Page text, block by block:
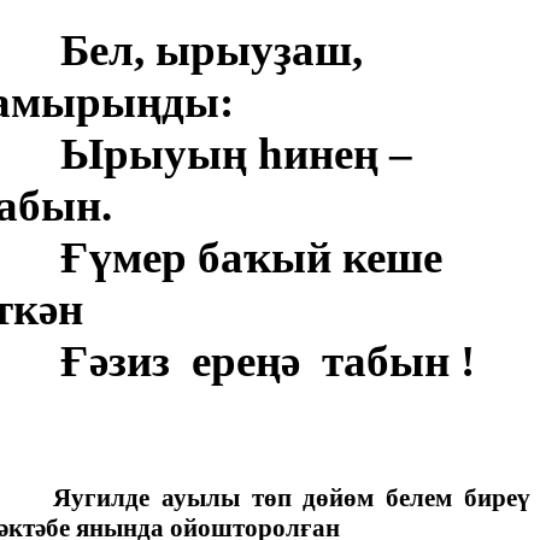
Бел, ырыуҙаш,
Ырыуың һинең –
Ғүмер баҡый кеше
Ғәзиз ереңә табын !
ауылы төп дөйөм белем биреү
янында ойошторолған